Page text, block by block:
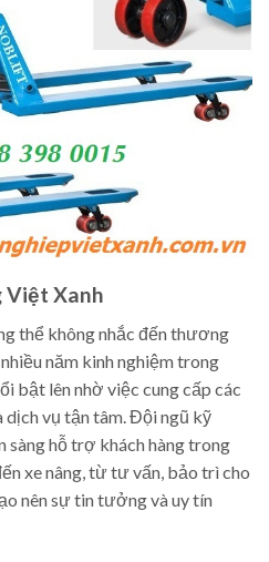
Việt Xanh
thể không nhắc đến thương
năm kinh nghiệm trong
bật lên nhờ việc cung cấp các
vụ tận tâm. Đội ngũ kỹ
sàng hỗ trợ khách hàng trong
xe nâng, từ tư vấn, bảo trì cho
nên sự tin tưởng và uy tín